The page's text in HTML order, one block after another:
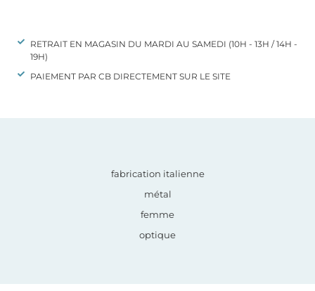
RETRAIT EN MAGASIN DU MARDI AU SAMEDI (10H - 13H / 14H -
19H)
PAIEMENT PAR CB DIRECTEMENT SUR LE SITE
fabrication italienne
métal
femme
optique